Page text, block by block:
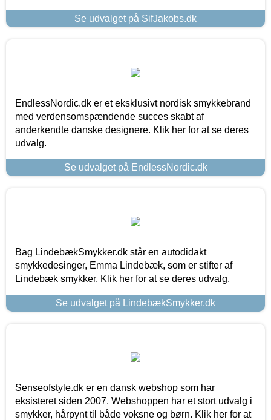
Se udvalget på SifJakobs.dk
EndlessNordic.dk er et eksklusivt nordisk smykkebrand
med verdensomspændende succes skabt af
anderkendte danske designere. Klik her for at se deres
udvalg.
Se udvalget på EndlessNordic.dk
Bag LindebækSmykker.dk står en autodidakt
smykkedesinger, Emma Lindebæk, som er stifter af
Lindebæk smykker. Klik her for at se deres udvalg.
Se udvalget på LindebækSmykker.dk
Senseofstyle.dk er en dansk webshop som har
eksisteret siden 2007. Webshoppen har et stort udvalg i
smykker, hårpynt til både voksne og børn. Klik her for at